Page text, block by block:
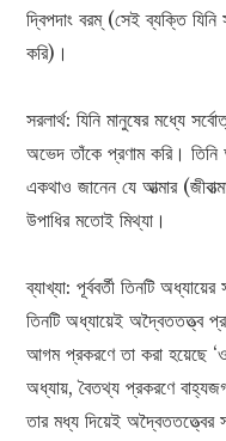
দ্বিপদাং বরম্ (সেই ব্যক্তি
করি)।
সরলার্থ: যিনি মানুষের মধ্যে
অভেদ তাঁকে প্রণাম করি। তিনি
একথাও জানেন যে আত্মার
উপাধির মতোই মিথ্যা।
ব্যাখ্যা: পূর্ববর্তী তিনটি
তিনটি অধ্যায়েই অদ্বৈততত্ত্ব
আগম প্রকরণে তা করা হয়েছে
অধ্যায়, বৈতথ্য প্রকরণে
তার মধ্য দিয়েই